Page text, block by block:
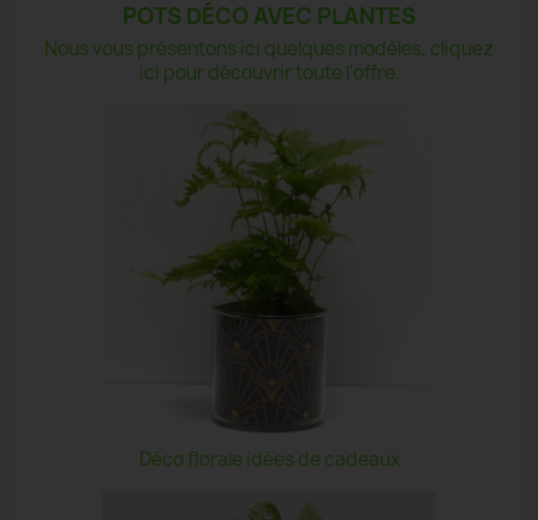
POTS DÉCO AVEC PLANTES
Nous vous présentons ici quelques modèles, cliquez
ici pour découvrir toute l'offre.
Déco florale idées de cadeaux